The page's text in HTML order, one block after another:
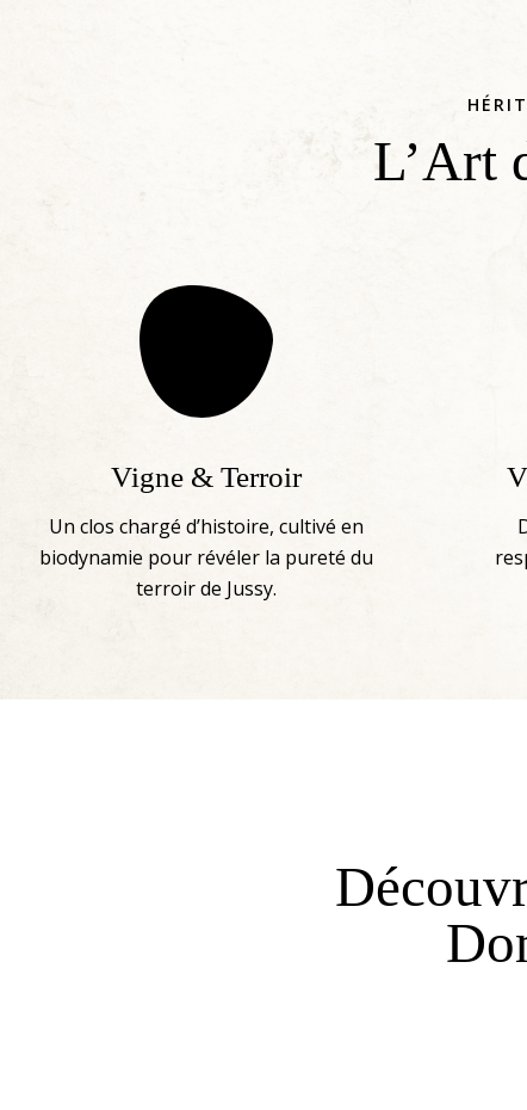
L’Art
Vigne & Terroir
Un clos chargé d’histoire, cultivé en
biodynamie pour révéler la pureté du
terroir de Jussy.